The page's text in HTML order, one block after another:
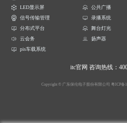
LED显示屏
公共广播
信号传输管理
录播系统
分布式平台
舞台灯光
云会务
扬声器
pis车载系统
itc官网 咨询热线：
Copyright © 广东保伦电子股份有限公司 粤ICP备